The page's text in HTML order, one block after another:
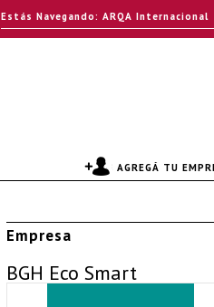
AGREGÁ TU
Empresa
BGH Eco Smart
Estás Navegando: ARQA Internacional